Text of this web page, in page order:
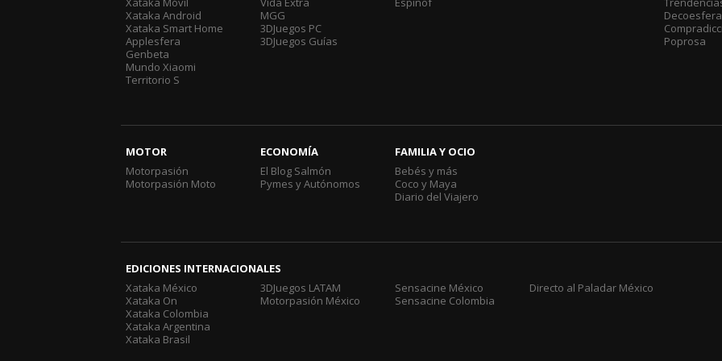
Xataka Android
Xataka Smart Home
Applesfera
Genbeta
Mundo Xiaomi
Territorio S
MGG
3DJuegos PC
3DJuegos Guías
Decoesfera
Poprosa
MOTOR
Motorpasión
Motorpasión Moto
ECONOMÍA
El Blog Salmón
Pymes y Autónomos
FAMILIA Y OCIO
Bebés y más
Coco y Maya
Diario del Viajero
EDICIONES INTERNACIONALES
Xataka México
Xataka On
Xataka Colombia
Xataka Argentina
Xataka Brasil
3DJuegos LATAM
Motorpasión México
Sensacine México
Sensacine Colombia
Directo al Paladar México